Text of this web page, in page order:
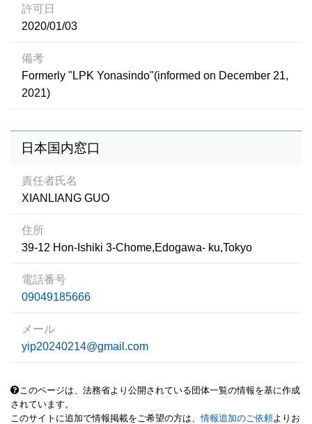
許可日
2020/01/03
備考
Formerly "LPK Yonasindo"(informed on December 21,
2021)
日本国内窓口
責任者氏名
XIANLIANG GUO
住所
39-12 Hon-Ishiki 3-Chome,Edogawa- ku,Tokyo
電話番号
09049185666
メール
yip20240214@gmail.com
このページは、法務省より公開されている団体一覧の情報を基に作成
されています。
このサイトに追加で情報掲載をご希望の方は、情報追加のご依頼よりお